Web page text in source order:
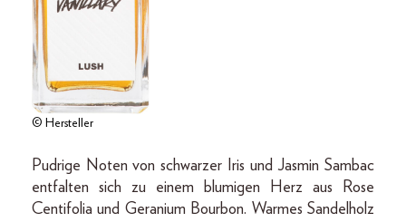
© Hersteller
Pudrige Noten von schwarzer Iris und Jasmin Sambac
entfalten sich zu einem blumigen Herz aus Rose
Centifolia und Geranium Bourbon. Warmes Sandelholz